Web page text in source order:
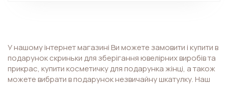
У нашому інтернет магазині Ви можете замовити і купити в
подарунок скриньки для зберігання ювелірних виробів та
прикрас, купити косметичку для подарунка жінці, а також
можете вибрати в подарунок незвичайну шкатулку. Наш